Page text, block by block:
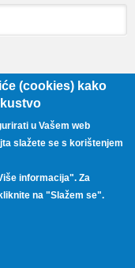
(cookies) kako
u Vašem web
slažete se s korištenjem
informacija". Za
na "Slažem se".